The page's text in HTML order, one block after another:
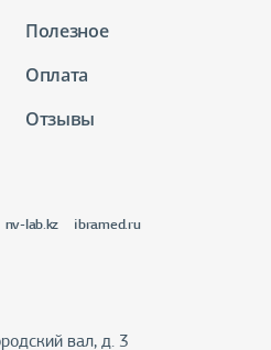
Полезное
Оплата
Отзывы
nv-lab.kz ibramed.ru
вал, д. 3